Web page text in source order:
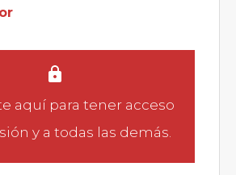
aquí para tener acceso
y a todas las demás.